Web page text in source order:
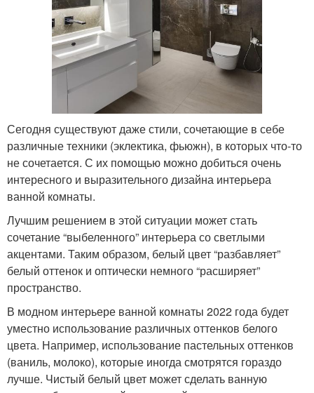
Сегодня существуют даже стили, сочетающие в себе
различные техники (эклектика, фьюжн), в которых что-то
не сочетается. С их помощью можно добиться очень
интересного и выразительного дизайна интерьера
ванной комнаты.
Лучшим решением в этой ситуации может стать
сочетание “выбеленного” интерьера со светлыми
акцентами. Таким образом, белый цвет “разбавляет”
белый оттенок и оптически немного “расширяет”
пространство.
В модном интерьере ванной комнаты 2022 года будет
уместно использование различных оттенков белого
цвета. Например, использование пастельных оттенков
(ваниль, молоко), которые иногда смотрятся гораздо
лучше. Чистый белый цвет может сделать ванную